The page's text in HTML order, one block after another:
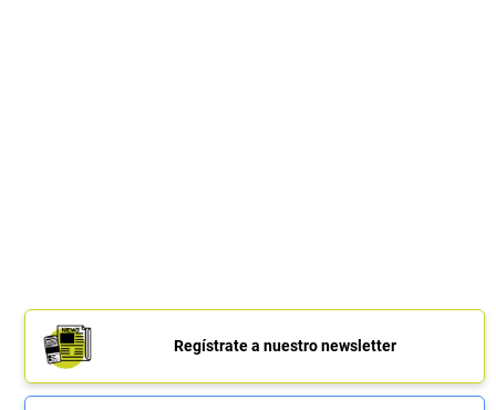
Regístrate a nuestro newsletter